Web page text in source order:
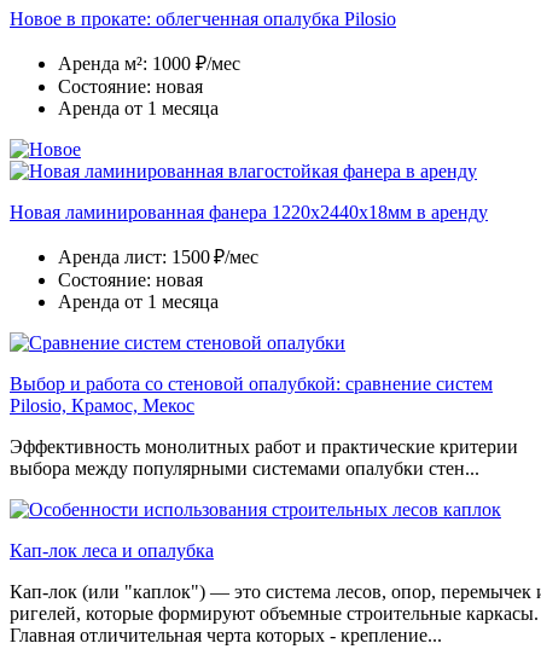
Новое в прокате: облегченная опалубка Pilosio
Аренда м²: 1000 ₽/мес
Состояние: новая
Аренда от 1 месяца
Новая ламинированная фанера 1220х2440х18мм в аренду
Аренда лист: 1500 ₽/мес
Состояние: новая
Аренда от 1 месяца
Выбор и работа со стеновой опалубкой: сравнение систем
Pilosio, Крамос, Мекос
Эффективность монолитных работ и практические критерии
выбора между популярными системами опалубки стен...
Кап-лок леса и опалубка
Кап-лок (или "каплок") — это система лесов, опор, перемычек
ригелей, которые формируют объемные строительные каркасы.
Главная отличительная черта которых - крепление...